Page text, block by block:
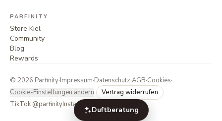
Duftberatung
PARFINITY
Store Kiel
Community
Blog
Rewards
© 2026 Parfinity·Impressum·Datenschutz·AGB·Cookies·
Cookie-Einstellungen ändern
Vertrag widerrufen
TikTok @parfinityInstagram @parfinity.de